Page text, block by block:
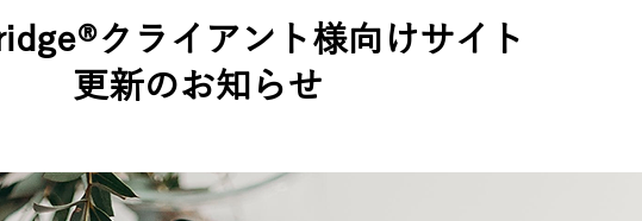
クライアント様向けサイト
更新のお知らせ